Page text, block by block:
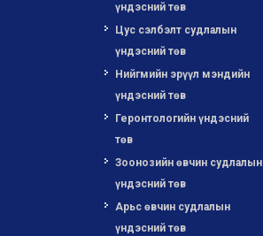
үндэсний төв
Цус сэлбэлт судлалын
үндэсний төв
Нийгмийн эрүүл мэндийн
үндэсний төв
Геронтологийн үндэсний
төв
Зоонозийн өвчин судлалын
үндэсний төв
Арьс өвчин судлалын
үндэсний төв